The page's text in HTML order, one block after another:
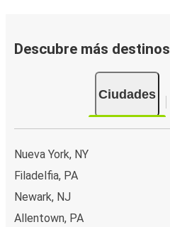
Descubre más destinos
Ciudades
Nueva York, NY
Filadelfia, PA
Newark, NJ
Allentown, PA